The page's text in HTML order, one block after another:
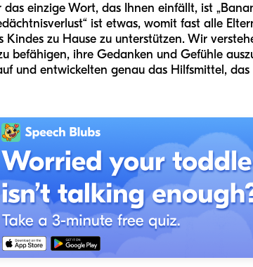
das einzige Wort, das Ihnen einfällt, ist
ist etwas, womit fast alle
zu Hause zu unterstützen. Wir
befähigen, ihre Gedanken und Gefühle
und entwickelten genau das Hilfsmittel,